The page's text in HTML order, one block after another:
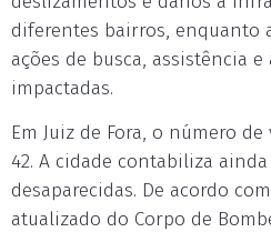
diferentes bairros, enquanto
ações de busca, assistência
impactadas.
Em Juiz de Fora, o número
42. A cidade contabiliza ainda
desaparecidas. De acordo
atualizado do Corpo de